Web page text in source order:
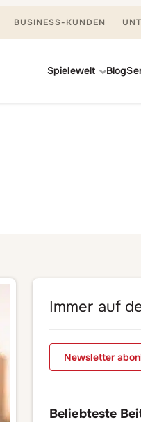
BUSINESS-KUNDEN
Spielewelt Blog
Immer auf
Newsletter
Beliebteste